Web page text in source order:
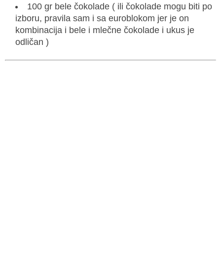
100 gr bele čokolade ( ili čokolade mogu biti po
izboru, pravila sam i sa euroblokom jer je on
kombinacija i bele i mlečne čokolade i ukus je
odličan )